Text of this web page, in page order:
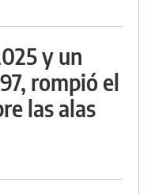
y un
rompió el
las alas